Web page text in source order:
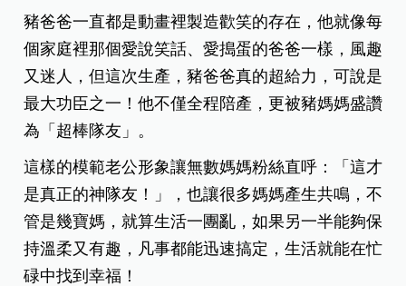
豬爸爸一直都是動畫裡製造歡笑的存在，他就像每
個家庭裡那個愛說笑話、愛搗蛋的爸爸一樣，風趣
又迷人，但這次生產，豬爸爸真的超給力，可說是
最大功臣之一！他不僅全程陪產，更被豬媽媽盛讚
為「超棒隊友」。
這樣的模範老公形象讓無數媽媽粉絲直呼：「這才
是真正的神隊友！」，也讓很多媽媽產生共鳴，不
管是幾寶媽，就算生活一團亂，如果另一半能夠保
持溫柔又有趣，凡事都能迅速搞定，生活就能在忙
碌中找到幸福！